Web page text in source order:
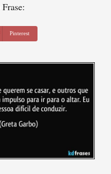
Pinterest